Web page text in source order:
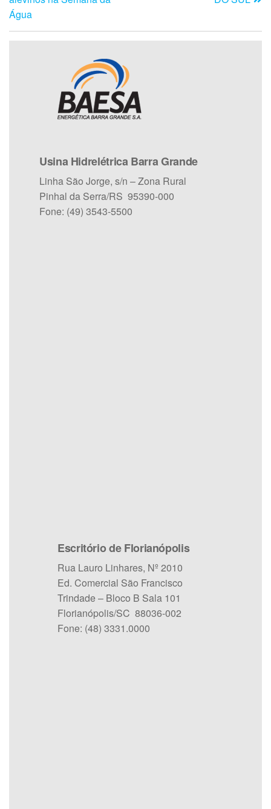
Água
Usina Hidrelétrica Barra Grande
Linha São Jorge, s/n – Zona Rural
Pinhal da Serra/RS 95390-000
Fone: (49) 3543-5500
Escritório de Florianópolis
Rua Lauro Linhares, Nº 2010
Ed. Comercial São Francisco
Trindade – Bloco B Sala 101
Florianópolis/SC 88036-002
Fone: (48) 3331.0000